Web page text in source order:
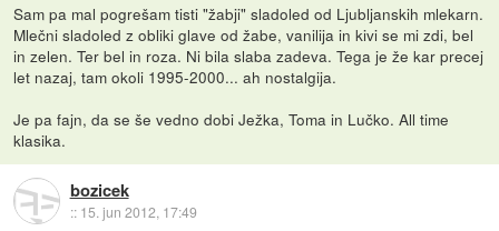
Sam pa mal pogrešam tisti "žabji" sladoled od Ljubljanskih mlekarn.
Mlečni sladoled z obliki glave od žabe, vanilija in kivi se mi zdi, bel
in zelen. Ter bel in roza. Ni bila slaba zadeva. Tega je že kar precej
let nazaj, tam okoli 1995-2000... ah nostalgija.
Je pa fajn, da se še vedno dobi Ježka, Toma in Lučko. All time
klasika.
bozicek
:: 15. jun 2012, 17:49